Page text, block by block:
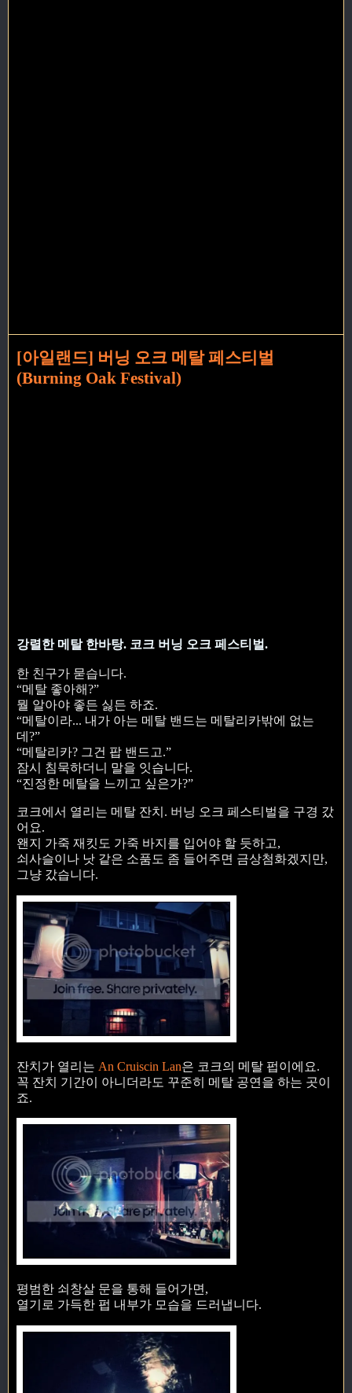
[아일랜드] 버닝 오크 메탈 페스티벌
(Burning Oak Festival)
강렬한 메탈 한바탕. 코크 버닝 오크 페스티벌.
한 친구가 묻습니다.
“메탈 좋아해?”
뭘 알아야 좋든 싫든 하죠.
“메탈이라... 내가 아는 메탈 밴드는 메탈리카밖에 없는
데?”
“메탈리카? 그건 팝 밴드고.”
잠시 침묵하더니 말을 잇습니다.
“진정한 메탈을 느끼고 싶은가?”
코크에서 열리는 메탈 잔치. 버닝 오크 페스티벌을 구경 갔
어요.
왠지 가죽 재킷도 가죽 바지를 입어야 할 듯하고,
쇠사슬이나 낫 같은 소품도 좀 들어주면 금상첨화겠지만,
그냥 갔습니다.
잔치가 열리는 An Cruiscin Lan은 코크의 메탈 펍이에요.
꼭 잔치 기간이 아니더라도 꾸준히 메탈 공연을 하는 곳이
죠.
평범한 쇠창살 문을 통해 들어가면,
열기로 가득한 펍 내부가 모습을 드러냅니다.